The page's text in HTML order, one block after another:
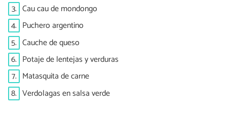
3. Cau cau de mondongo
4. Puchero argentino
5. Cauche de queso
6. Potaje de lentejas y verduras
7. Matasquita de carne
8. Verdolagas en salsa verde